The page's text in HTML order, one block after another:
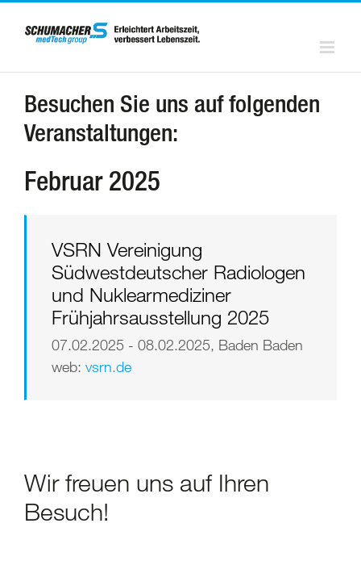
Inhalt
Besuchen Sie uns auf folgenden
Veranstaltungen:
Februar 2025
VSRN Vereinigung
Südwestdeutscher Radiologen
und Nuklearmediziner
Frühjahrsausstellung 2025
07.02.2025 - 08.02.2025, Baden Baden
web: vsrn.de
Wir freuen uns auf Ihren
Besuch!